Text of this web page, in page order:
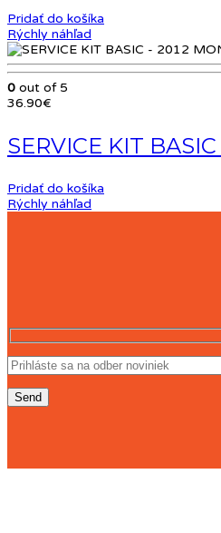
Pridať do košíka
Rýchly náhľad
0 out of 5
36.90€
SERVICE KIT
Pridať do košíka
Rýchly náhľad